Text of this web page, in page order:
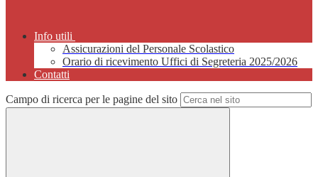
Info utili
Assicurazioni del Personale Scolastico
Orario di ricevimento Uffici di Segreteria 2025/2026
Contatti
Campo di ricerca per le pagine del sito